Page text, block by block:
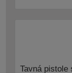
Tavná pistole